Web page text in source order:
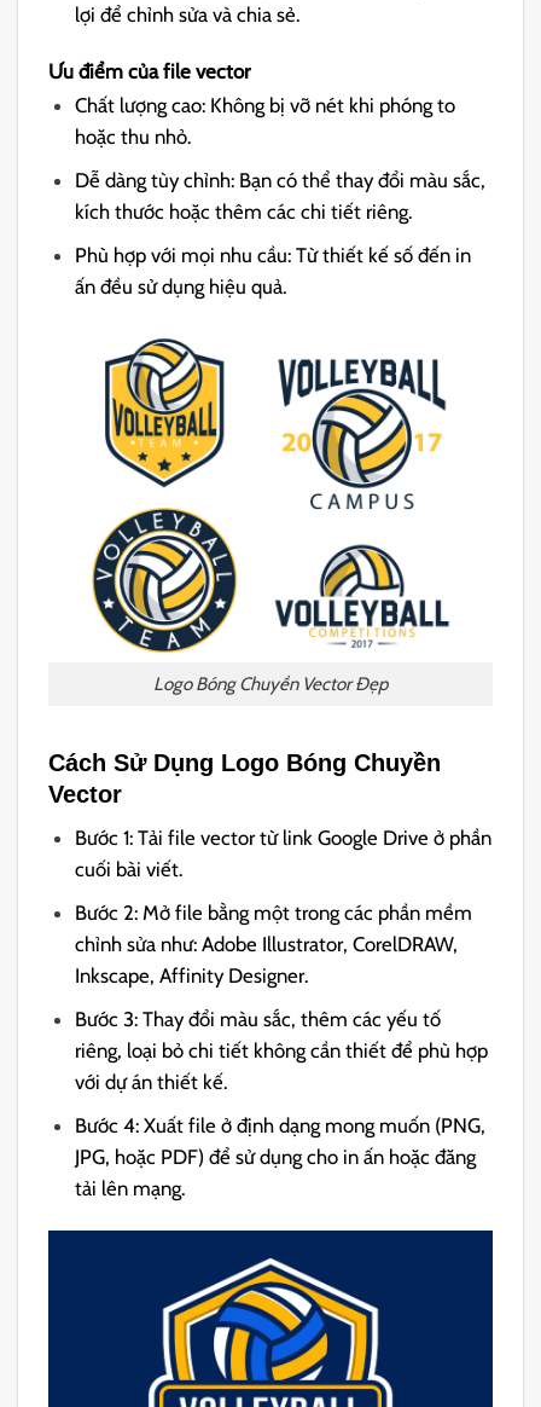
lợi để chỉnh sửa và chia sẻ.
Ưu điểm của file vector
Chất lượng cao: Không bị vỡ nét khi phóng to
hoặc thu nhỏ.
Dễ dàng tùy chỉnh: Bạn có thể thay đổi màu sắc,
kích thước hoặc thêm các chi tiết riêng.
Phù hợp với mọi nhu cầu: Từ thiết kế số đến in
ấn đều sử dụng hiệu quả.
Logo Bóng Chuyền Vector Đẹp
Cách Sử Dụng Logo Bóng Chuyền
Vector
Bước 1: Tải file vector từ link Google Drive ở phần
cuối bài viết.
Bước 2: Mở file bằng một trong các phần mềm
chỉnh sửa như: Adobe Illustrator, CorelDRAW,
Inkscape, Affinity Designer.
Bước 3: Thay đổi màu sắc, thêm các yếu tố
riêng, loại bỏ chi tiết không cần thiết để phù hợp
với dự án thiết kế.
Bước 4: Xuất file ở định dạng mong muốn (PNG,
JPG, hoặc PDF) để sử dụng cho in ấn hoặc đăng
tải lên mạng.